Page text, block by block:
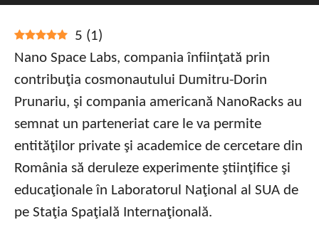
5 (1)
Nano Space Labs, compania înfiinţată prin
contribuţia cosmonautului Dumitru-Dorin
Prunariu, şi compania americană NanoRacks au
semnat un parteneriat care le va permite
entităţilor private şi academice de cercetare din
România să deruleze experimente ştiinţifice şi
educaţionale în Laboratorul Naţional al SUA de
pe Staţia Spaţială Internaţională.